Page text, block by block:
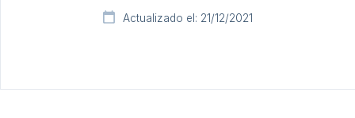
Actualizado el: 21/12/2021